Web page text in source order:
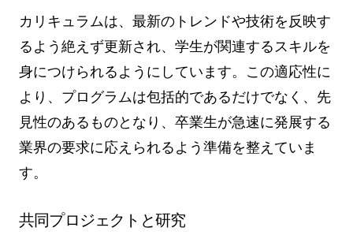
カリキュラムは、最新のトレンドや技術を反映す
るよう絶えず更新され、学生が関連するスキルを
身につけられるようにしています。この適応性に
より、プログラムは包括的であるだけでなく、先
見性のあるものとなり、卒業生が急速に発展する
業界の要求に応えられるよう準備を整えていま
す。
共同プロジェクトと研究